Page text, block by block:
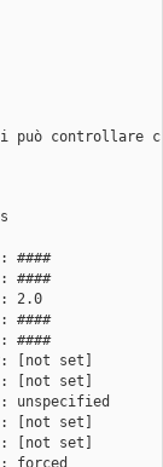
può controllare
####
2.0
####
####
[not set]
[not set]
: [not set]
[not set]